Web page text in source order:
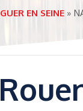
EN SEINE»